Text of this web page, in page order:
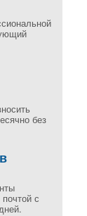
без
с